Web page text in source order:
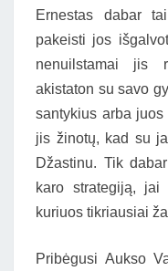
Ernestas dabar
pakeisti jos
nenuilstamai jis
akistaton su savo
santykius arba
jis žinotų, kad su
Džastinu. Tik
karo strategiją, jai
kuriuos tikriausiai
Pribėgusi Aukso